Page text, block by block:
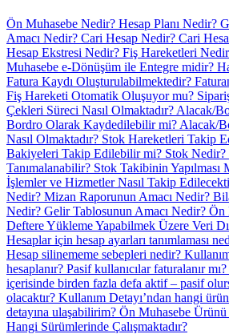
Ön Muhasebe Nedir? Hesap Planı Nedir?
Amacı Nedir? Cari Hesap Nedir? Cari
Hesap Ekstresi Nedir? Fiş Hareketleri
Muhasebe e-Dönüşüm ile Entegre midir?
Fatura Kaydı Oluşturulabilmektedir?
Fiş Hareketi Otomatik Oluşuyor mu?
Çekleri Süreci Nasıl Olmaktadır? Alacak/
Bordro Olarak Kaydedilebilir mi? Alacak/
Nasıl Olmaktadır? Stok Hareketleri Takip
Bakiyeleri Takip Edilebilir mi? Stok Nedir?
Tanımalanabilir? Stok Takibinin Yapılması
İşlemler ve Hizmetler Nasıl Takip
Nedir? Mizan Raporunun Amacı Nedir?
Nedir? Gelir Tablosunun Amacı Nedir? Ön
Deftere Yükleme Yapabilmek Üzere Veri
Hesaplar için hesap ayarları tanımlaması
Hesap silinememe sebepleri nedir?
hesaplanır? Pasif kullanıcılar faturalanır mı?
içerisinde birden fazla defa aktif – pasif
olacaktır? Kullanım Detayı’ndan hangi
detayına ulaşabilirim? Ön Muhasebe Ürünü
Hangi Sürümlerinde Çalışmaktadır?